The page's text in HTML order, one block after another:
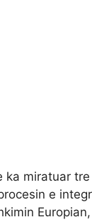
ka miratuar
e